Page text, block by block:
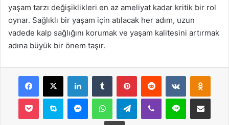
yaşam tarzı değişiklikleri en az ameliyat kadar kritik bir rol
oynar. Sağlıklı bir yaşam için atılacak her adım, uzun
vadede kalp sağlığını korumak ve yaşam kalitesini artırmak
adına büyük bir önem taşır.
Facebook
X LinkedInTumblr PinterestReddit VKontakte
Pocket Skype MessengerWhatsAppTelegramViber Line E-Posta ile
Yazdır